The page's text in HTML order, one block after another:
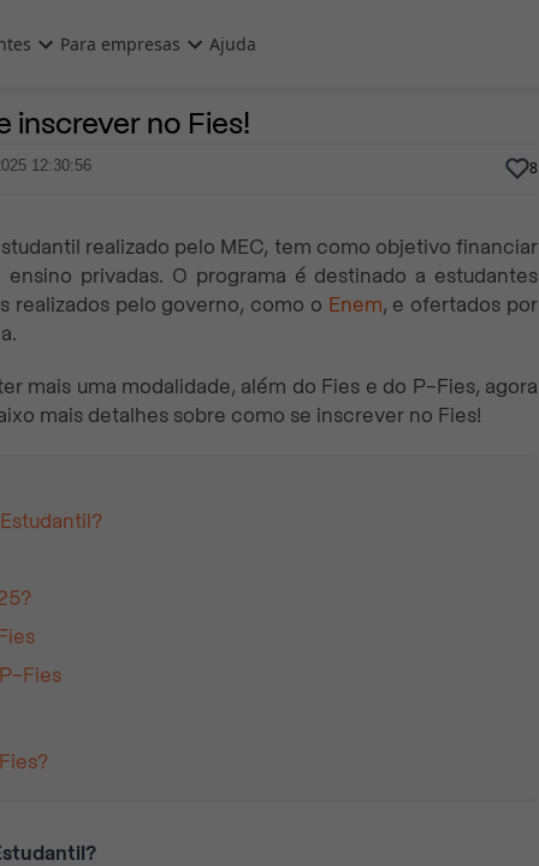
Para empresas Ajuda
inscrever no Fies!
12:30:56 8
realizado pelo MEC, tem como objetivo financiar
privadas. O programa é destinado a estudantes
realizados pelo governo, como o Enem, e ofertados por
mais uma modalidade, além do Fies e do P-Fies, agora
mais detalhes sobre como se inscrever no Fies!
Fies